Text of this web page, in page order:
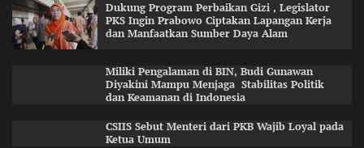
Dukung Program Perbaikan Gizi , Legislator
PKS Ingin Prabowo Ciptakan Lapangan Kerja
dan Manfaatkan Sumber Daya Alam
Miliki Pengalaman di BIN, Budi Gunawan
Diyakini Mampu Menjaga Stabilitas Politik
dan Keamanan di Indonesia
CSIIS Sebut Menteri dari PKB Wajib Loyal pada
Ketua Umum